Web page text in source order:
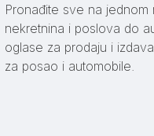
Pronađite sve na
nekretnina i poslova do
oglase za prodaju i
za posao i automobile.